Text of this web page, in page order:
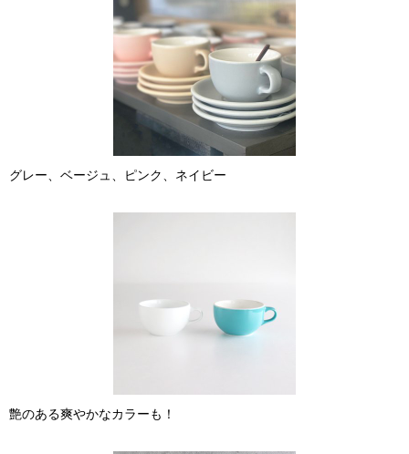
グレー、ベージュ、ピンク、ネイビー
艶のある爽やかなカラーも！